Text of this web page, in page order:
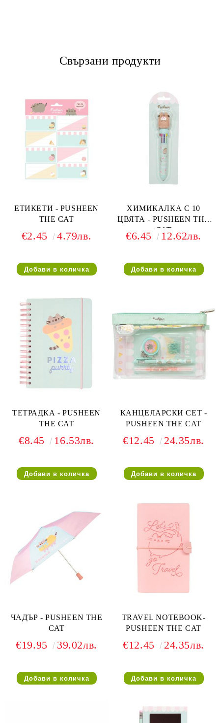
Свързани продукти
ЕТИКЕТИ - PUSHEEN
THE CAT
€2.45 4.79лв.
ХИМИКАЛКА С 10
ЦВЯТА - PUSHEEN THE
CAT
€6.45 12.62лв.
ТЕТРАДКА - PUSHEEN
THE CAT
€8.45 16.53лв.
КАНЦЕЛАРСКИ СЕТ -
PUSHEEN THE CAT
€12.45 24.35лв.
ЧАДЪР - PUSHEEN THE
CAT
€19.95 39.02лв.
TRAVEL NOTEBOOK-
PUSHEEN THE CAT
€12.45 24.35лв.